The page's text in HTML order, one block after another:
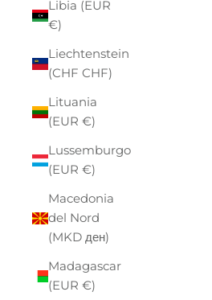
Libia (EUR
€)
Liechtenstein
(CHF CHF)
Lituania
(EUR €)
Lussemburgo
(EUR €)
Macedonia
del Nord
(MKD ден)
Madagascar
(EUR €)